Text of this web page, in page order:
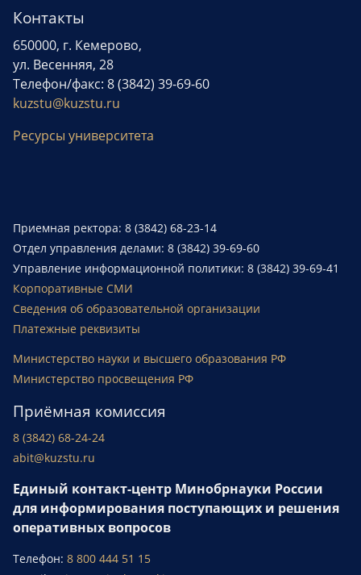
Контакты
650000, г. Кемерово,
ул. Весенняя, 28
Телефон/факс: 8 (3842) 39-69-60
kuzstu@kuzstu.ru
Ресурсы университета
Приемная ректора: 8 (3842) 68-23-14
Отдел управления делами: 8 (3842) 39-69-60
Управление информационной политики: 8 (3842) 39-69-41
Корпоративные СМИ
Сведения об образовательной организации
Платежные реквизиты
Министерство науки и высшего образования РФ
Министерство просвещения РФ
Приёмная комиссия
8 (3842) 68-24-24
abit@kuzstu.ru
Единый контакт-центр Минобрнауки России
для информирования поступающих и решения
оперативных вопросов
Телефон: 8 800 444 51 15